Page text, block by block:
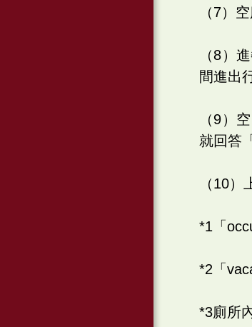
（7）
（8）
間進出
（9）
就回答
（10
*1「
*2「
*3廁所